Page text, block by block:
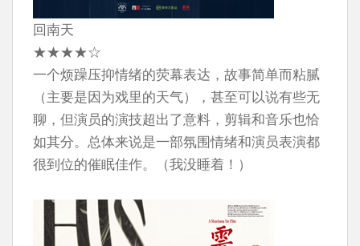
回南天
★★★★☆
一个烦躁压抑情绪的荧幕表达，故事简单而粘腻
（主要是因为戏里的天气），甚至可以说有些无
聊，但演员的演技超出了意料，剪辑和音乐也恰
如其分。总体来说是一部氛围情绪和演员表演都
很到位的催眠佳作。（我没睡着！）